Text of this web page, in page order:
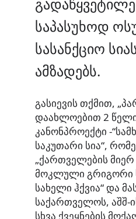
საპასუხოდ
სასანქციო
ამზადებს.
გასიევის თქმით,
დაახლოებით 2
კანონპროექტი -
საკუთარი სია“,
„ქართველების
მოკლული გრიგორი
სახელი ჰქვია“ და
საქართველოს, აშშ-
სხვა ქვეყნების